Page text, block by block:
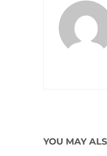
YOU MAY